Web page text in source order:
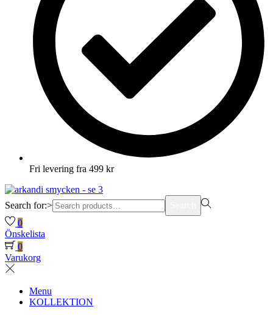
Fri levering fra 499 kr
Search for:>
0
Önskelista
0
Varukorg
Menu
KOLLEKTION